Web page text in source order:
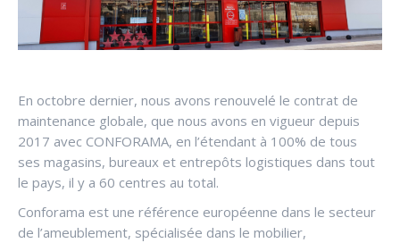
En octobre dernier, nous avons renouvelé le contrat de
maintenance globale, que nous avons en vigueur depuis
2017 avec CONFORAMA, en l’étendant à 100% de tous
ses magasins, bureaux et entrepôts logistiques dans tout
le pays, il y a 60 centres au total.
Conforama est une référence européenne dans le secteur
de l’ameublement, spécialisée dans le mobilier,